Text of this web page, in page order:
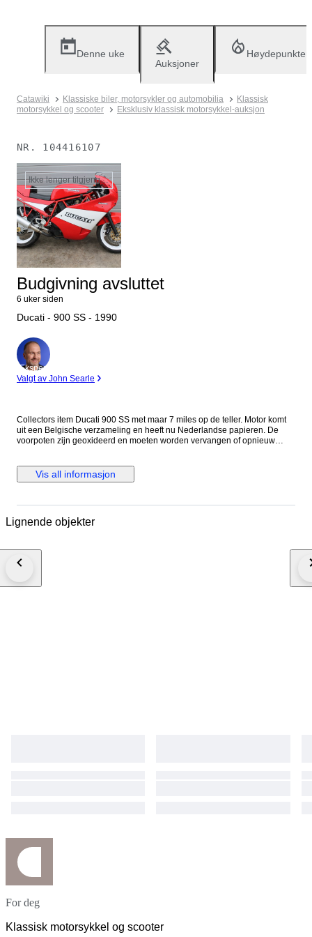
Denne uke
Auksjoner
Høydepunkter
Catawiki Klassiske biler, motorsykler og automobilia
Klassisk
motorsykkel og scooter
Eksklusiv klassisk motorsykkel-auksjon
NR. 104416107
Ikke lenger tilgjengelig
Budgivning avsluttet
6 uker siden
Ducati - 900 SS - 1990
Ekspert
Valgt av John Searle
Collectors item Ducati 900 SS met maar 7 miles op de teller. Motor komt
uit een Belgische verzameling en heeft nu Nederlandse papieren. De
voorpoten zijn geoxideerd en moeten worden vervangen of opnieuw
filter te vervangen. Voor de staat zie foto's. Het is mogelijk de motor te
bezichtigen op afspraak in Meerlo, Nederland Als de motor wordt
benzine in verband met eisen van de transporteur.
Vis all informasjon
Lignende objekter
For deg
Klassisk motorsykkel og scooter